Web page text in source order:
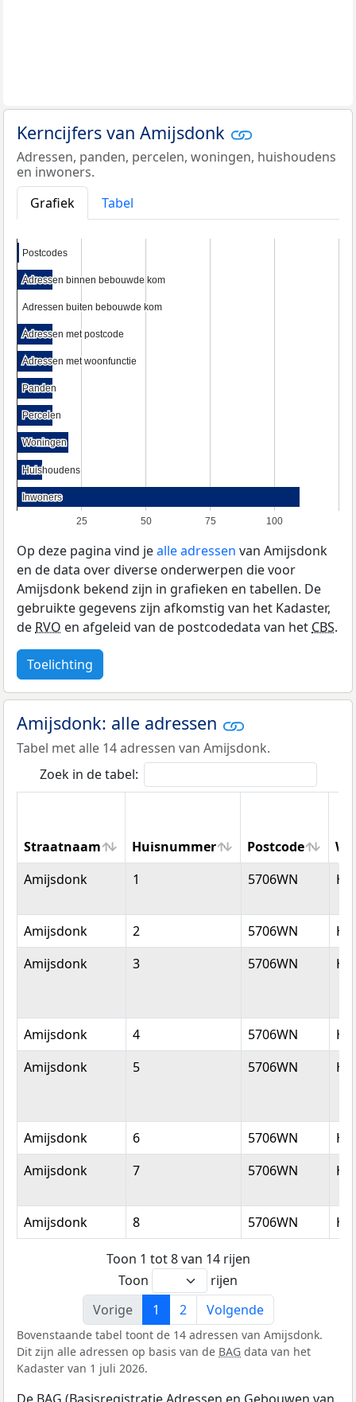
Kerncijfers van Amijsdonk
Adressen, panden, percelen, woningen, huishoudens
en inwoners.
Grafiek
Tabel
25 50 75 100
Postcodes
Postcodes
Adressen binnen bebouwde kom
Adressen binnen bebouwde kom
Adressen buiten bebouwde kom
Adressen buiten bebouwde kom
Adressen met postcode
Adressen met postcode
Adressen met woonfunctie
Adressen met woonfunctie
Panden
Panden
Percelen
Percelen
Woningen
Woningen
Huishoudens
Huishoudens
Inwoners
Inwoners
Op deze pagina vind jealle adressen van Amijsdonk
en de data over diverse onderwerpen die voor
Amijsdonk bekend zijn in grafieken en tabellen. De
gebruikte gegevens zijn afkomstig van het Kadaster,
deRVO en afgeleid van de postcodedata van hetCBS.
Toelichting
Amijsdonk: alle adressen
Tabel met alle 14 adressen van Amijsdonk.
Zoek in de tabel:
Straatnaam Huisnummer Postcode
Straatnaam
Huisnummer Postcode
Amijsdonk 1 5706WN
Amijsdonk 2 5706WN
Amijsdonk
3 5706WN
Amijsdonk 4 5706WN
Amijsdonk
5 5706WN
Amijsdonk 6 5706WN
Amijsdonk
7 5706WN
Amijsdonk 8 5706WN
Toon 1 tot 8 van 14 rijen
Toon
rijen
Vorige
1 2 Volgende
Bovenstaande tabel toont de 14 adressen van Amijsdonk.
Dit zijn alle adressen op basis van de BAG data van het
Kadaster van 1 juli 2026.